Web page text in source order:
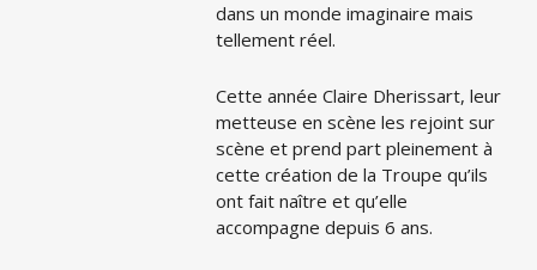
dans un monde imaginaire mais
tellement réel.
Cette année Claire Dherissart, leur
metteuse en scène les rejoint sur
scène et prend part pleinement à
cette création de la Troupe qu’ils
ont fait naître et qu’elle
accompagne depuis 6 ans.